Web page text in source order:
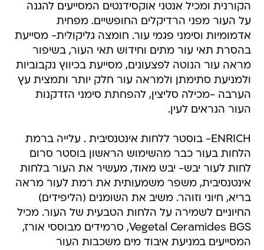
הקורנית ומכיל אנטני אוקסידנטים המסייעים להגנה
על העור מפני הרדיקלים החופשיים. מפחית
אדמומיות וסימני פגמי עור. חומצה גליקולית- מסייעת
בהסרת תאי עור מתים וחידוש תאי העור, בשיפור
מראה עור הנוטה לפצעונים, מסייעת בכיווץ נקבוביות
ולמניעת סתימתן ולמראה עור חלק יותר ותמצית עץ
הערבה -מכילה סליצין, להפחתת סימני הזדקנות
העור הנראים לעין.
ENRICH- בוסטר ללחות אינטנסיבית . עלייה ברמת
הלחות בעור כבר מהשימוש הראשון בוסטר סרום
לחות לעור יבש- יבש מאוד, מעשיר את העור בלחות
אינטנסיבית, משפר משמעותית את רמת לעור מראה
בריא, חיוני וזוהר. משיב את השומנים (הליפידים)
החיוניים לשמירה על הלחות הטבעית של העור. מכיל
Vegetal Ceramides BGS, סרמידים מבוססי אורז,
המסייעים במניעת איבוד מים משכבות העור